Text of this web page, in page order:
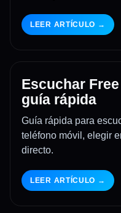
LEER ARTÍCULO →
Escuchar
guía rápida
Guía rápida para
teléfono móvil, elegir
directo.
LEER ARTÍCULO →